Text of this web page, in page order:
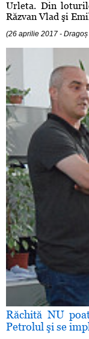
Urleta. Din
Răzvan Vlad şi
(26 aprilie 2017 -
Răchită NU
Petrolul şi se